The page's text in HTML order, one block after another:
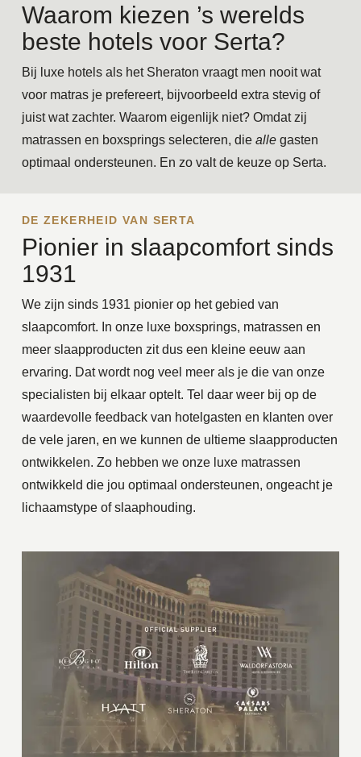
Waarom kiezen ’s werelds
beste hotels voor Serta?
Bij luxe hotels als het Sheraton vraagt men nooit wat
voor matras je prefereert, bijvoorbeeld extra stevig of
juist wat zachter. Waarom eigenlijk niet? Omdat zij
matrassen en boxsprings selecteren, die allegasten
optimaal ondersteunen. En zo valt de keuze op Serta.
Pionier in slaapcomfort sinds
1931
DE ZEKERHEID VAN SERTA
We zijn sinds 1931 pionier op het gebied van
slaapcomfort. In onze luxe boxsprings, matrassen en
meer slaapproducten zit dus een kleine eeuw aan
ervaring. Dat wordt nog veel meer als je die van onze
specialisten bij elkaar optelt. Tel daar weer bij op de
waardevolle feedback van hotelgasten en klanten over
de vele jaren, en we kunnen de ultieme slaapproducten
ontwikkelen. Zo hebben we onze luxe matrassen
ontwikkeld die jou optimaal ondersteunen, ongeacht je
lichaamstype of slaaphouding.